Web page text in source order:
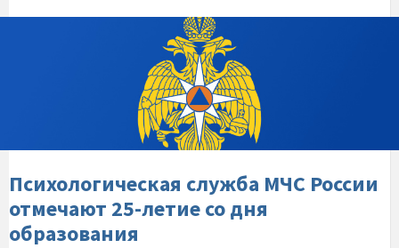
Психологическая-
служба-
МЧС-
России-
отмечают-25-
летие-
со-
дня-
образования
Психологическая служба МЧС России
отмечают 25-летие со дня
образования